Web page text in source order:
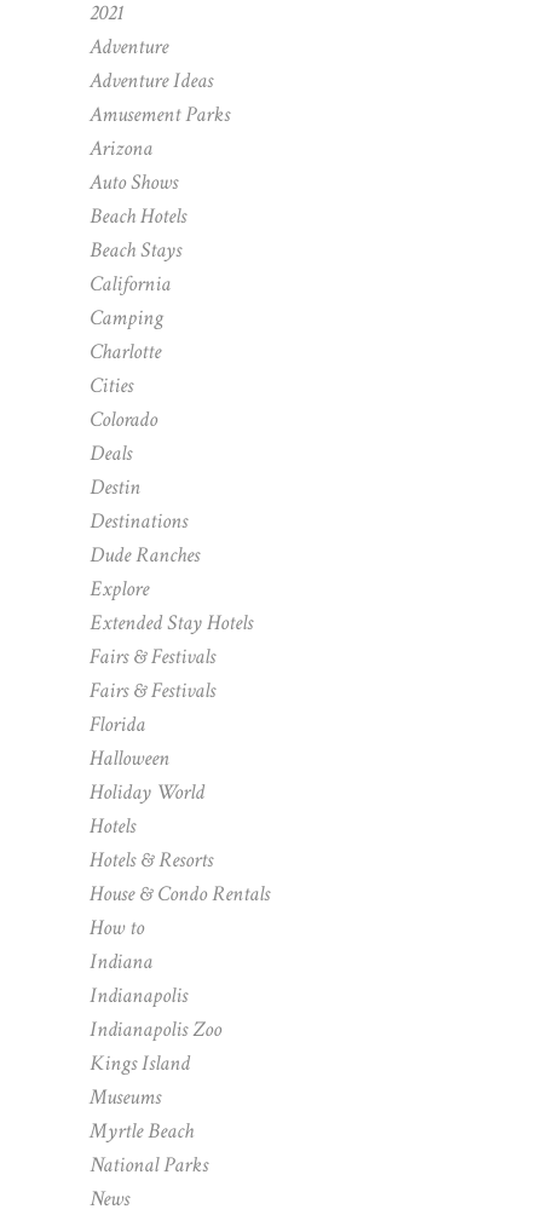
2021
Adventure
Adventure Ideas
Amusement Parks
Arizona
Auto Shows
Beach Hotels
Beach Stays
California
Camping
Charlotte
Cities
Colorado
Deals
Destin
Destinations
Dude Ranches
Explore
Extended Stay Hotels
Fairs & Festivals
Fairs & Festivals
Florida
Halloween
Holiday World
Hotels
Hotels & Resorts
House & Condo Rentals
How to
Indiana
Indianapolis
Indianapolis Zoo
Kings Island
Museums
Myrtle Beach
National Parks
News